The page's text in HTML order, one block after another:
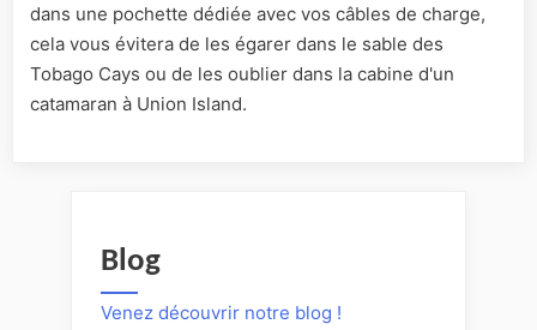
dans une pochette dédiée avec vos câbles de charge,
cela vous évitera de les égarer dans le sable des
Tobago Cays ou de les oublier dans la cabine d'un
catamaran à Union Island.
Blog
Venez découvrir notre blog !